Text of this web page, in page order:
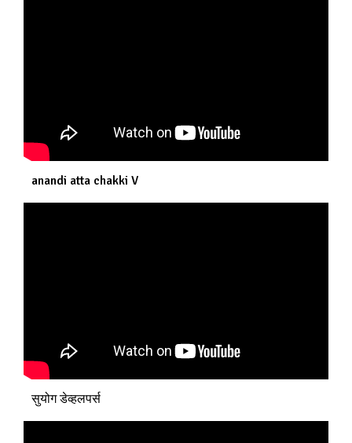
anandi atta chakki V
सुयोग डेव्हलपर्स